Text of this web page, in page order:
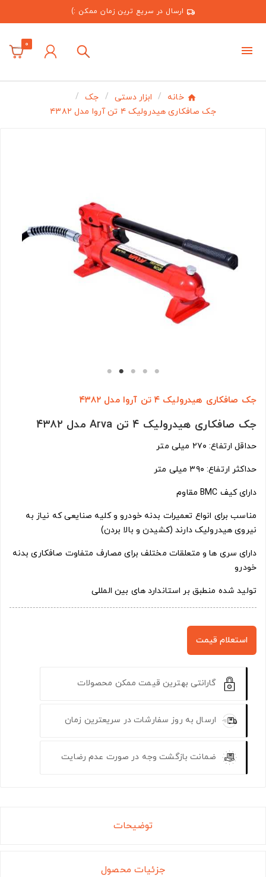
ارسال در سریع ترین زمان ممکن :)
0
خانه ابزار دستی
جک
جک صافکاری هیدرولیک ۴ تن آروا مدل ۴۳۸۲
جک صافکاری هیدرولیک ۴ تن آروا مدل ۴۳۸۲
جک صافکاری هیدرولیک ۴ تن Arva مدل ۴۳۸۲
حداقل ارتفاع: ۲۷۰ میلی متر
حداکثر ارتفاع: ۳۹۰ میلی متر
دارای کیف BMC مقاوم
مناسب برای انواع تعمیرات بدنه خودرو و کلیه صنایعی که نیاز به
نیروی هیدرولیک دارند (کشیدن و بالا بردن)
دارای سری ها و متعلقات مختلف برای مصارف متفاوت صافکاری بدنه
خودرو
تولید شده منطبق بر استاندارد های بین المللی
استعلام قیمت
گارانتی بهترین قیمت ممکن محصولات
ارسال به روز سفارشات در سریعترین زمان
ضمانت بازگشت وجه در صورت عدم رضایت
توضیحات
جزئیات محصول